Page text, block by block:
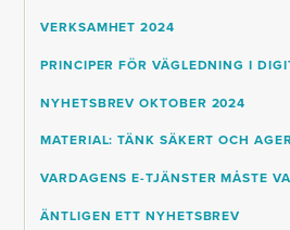
VERKSAMHET 2024
PRINCIPER FÖR VÄGLEDNING I
NYHETSBREV OKTOBER 2024
MATERIAL: TÄNK SÄKERT OCH
VARDAGENS E-TJÄNSTER MÅSTE
ÄNTLIGEN ETT NYHETSBREV